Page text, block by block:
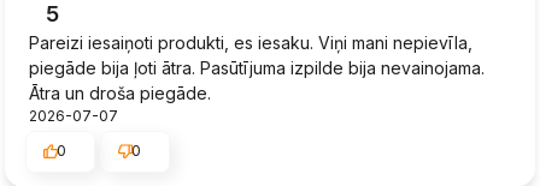
5
Pareizi iesaiņoti produkti, es iesaku. Viņi mani nepievīla,
piegāde bija ļoti ātra. Pasūtījuma izpilde bija nevainojama.
Ātra un droša piegāde.
2026-07-07
0
0